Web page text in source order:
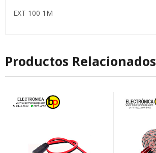
EXT 100 1M
Productos Relacionados